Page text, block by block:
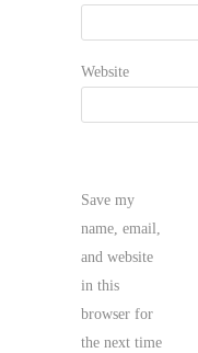
Website
Save my
name, email,
and website
in this
browser for
the next time